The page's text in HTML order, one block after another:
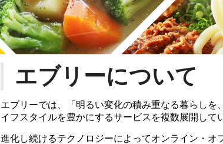
エブリーについて
エブリーでは、「明るい変化の積み重なる暮らしを
イフスタイルを豊かにするサービスを複数展開して
進化し続けるテクノロジーによってオンライン・オ